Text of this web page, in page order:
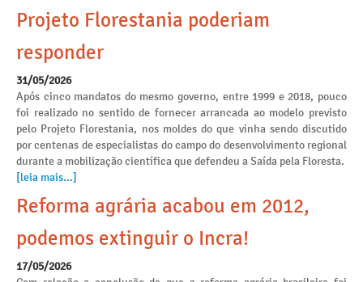
Projeto Florestania poderiam
responder
31/05/2026
Após cinco mandatos do mesmo governo, entre 1999 e 2018, pouco
foi realizado no sentido de fornecer arrancada ao modelo previsto
pelo Projeto Florestania, nos moldes do que vinha sendo discutido
por centenas de especialistas do campo do desenvolvimento regional
durante a mobilização científica que defendeu a Saída pela Floresta.
[leia mais...]
Reforma agrária acabou em 2012,
podemos extinguir o Incra!
17/05/2026